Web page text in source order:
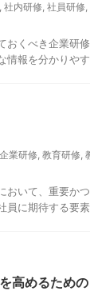
, 社内研修, 社員研修,
おくべき企業研
情報を分かりや
企業研修, 教育研修,
おいて、重要か
員に期待する要
高めるため